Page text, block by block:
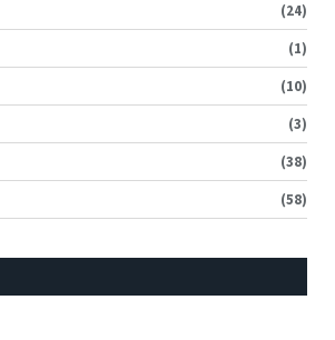
(24)
(1)
(10)
(3)
(38)
(58)